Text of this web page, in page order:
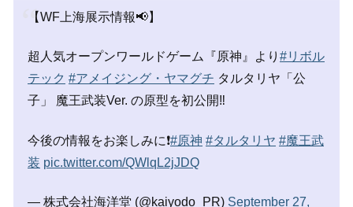
【WF上海展示情報📢】
超人気オープンワールドゲーム『原神』より #リボル
テック #アメイジング・ヤマグチ タルタリヤ「公
子」 魔王武装Ver. の原型を初公開‼
今後の情報をお楽しみに❗#原神 #タルタリヤ #魔王武
装 pic.twitter.com/QWlqL2jJDQ
— 株式会社海洋堂 (@kaiyodo_PR) September 27,